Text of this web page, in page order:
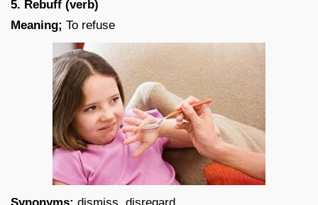
5. Rebuff (verb)
Meaning; To refuse